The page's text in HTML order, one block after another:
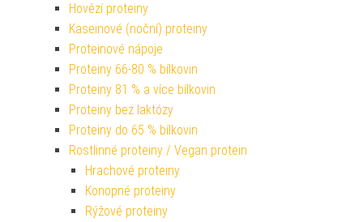
Hovězí proteiny
Kaseinové (noční) proteiny
Proteinové nápoje
Proteiny 66-80 % bílkovin
Proteiny 81 % a více bílkovin
Proteiny bez laktózy
Proteiny do 65 % bílkovin
Rostlinné proteiny / Vegan protein
Hrachové proteiny
Konopné proteiny
Rýžové proteiny